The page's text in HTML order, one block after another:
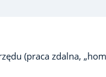
(praca zdalna,